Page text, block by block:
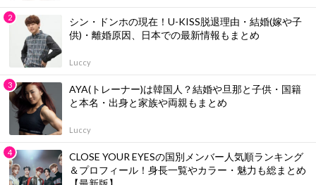
シン・ドンホの現在！U-KISS脱退理由・結婚(嫁や子
供)・離婚原因、日本での最新情報もまとめ
Luccy
AYA(トレーナー)は韓国人？結婚や旦那と子供・国籍
と本名・出身と家族や両親もまとめ
Luccy
CLOSE YOUR EYESの国別メンバー人気順ランキング
＆プロフィール！身長一覧やカラー・魅力も総まとめ